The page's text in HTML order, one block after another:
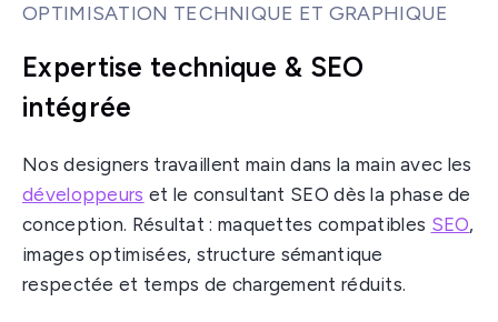
OPTIMISATION TECHNIQUE ET GRAPHIQUE
Expertise technique & SEO
intégrée
Nos designers travaillent main dans la main avec les
développeurs et le consultant SEO dès la phase de
conception. Résultat : maquettes compatibles SEO,
images optimisées, structure sémantique
respectée et temps de chargement réduits.